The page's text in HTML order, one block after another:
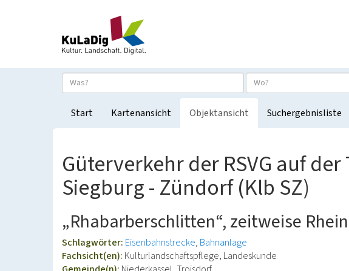
Start Kartenansicht Objektansicht Suchergebnisliste
Güterverkehr der RSVG auf
Siegburg - Zündorf (Klb SZ)
„Rhabarberschlitten“, zeitweise
Schlagwörter: Eisenbahnstrecke Bahnanlage
Fachsicht(en): Kulturlandschaftspflege, Landeskunde